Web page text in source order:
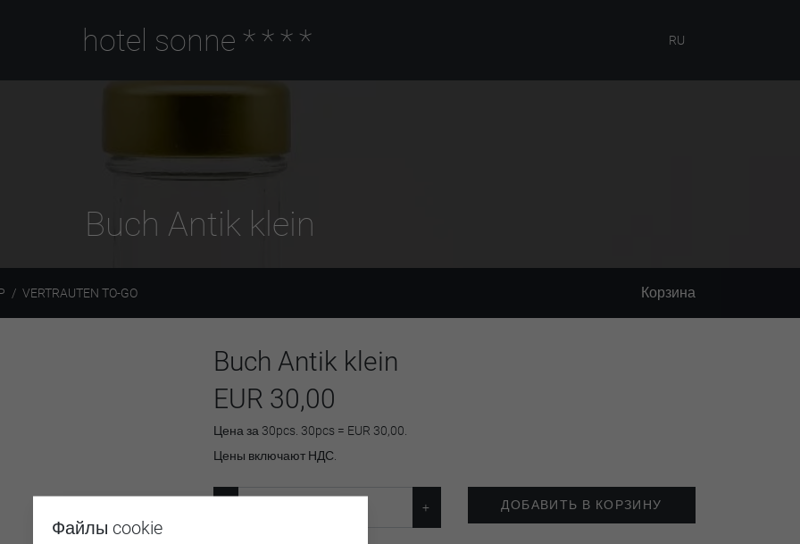
hotel sonne **** RU
Buch Antik klein
VERTRAUTEN TO-GO Корзина
Buch Antik klein
EUR 30,00
Цена за 30pcs. 30pcs = EUR 30,00.
Цены включают НДС.
ДОБАВИТЬ В КОРЗИНУ
Файлы cookie